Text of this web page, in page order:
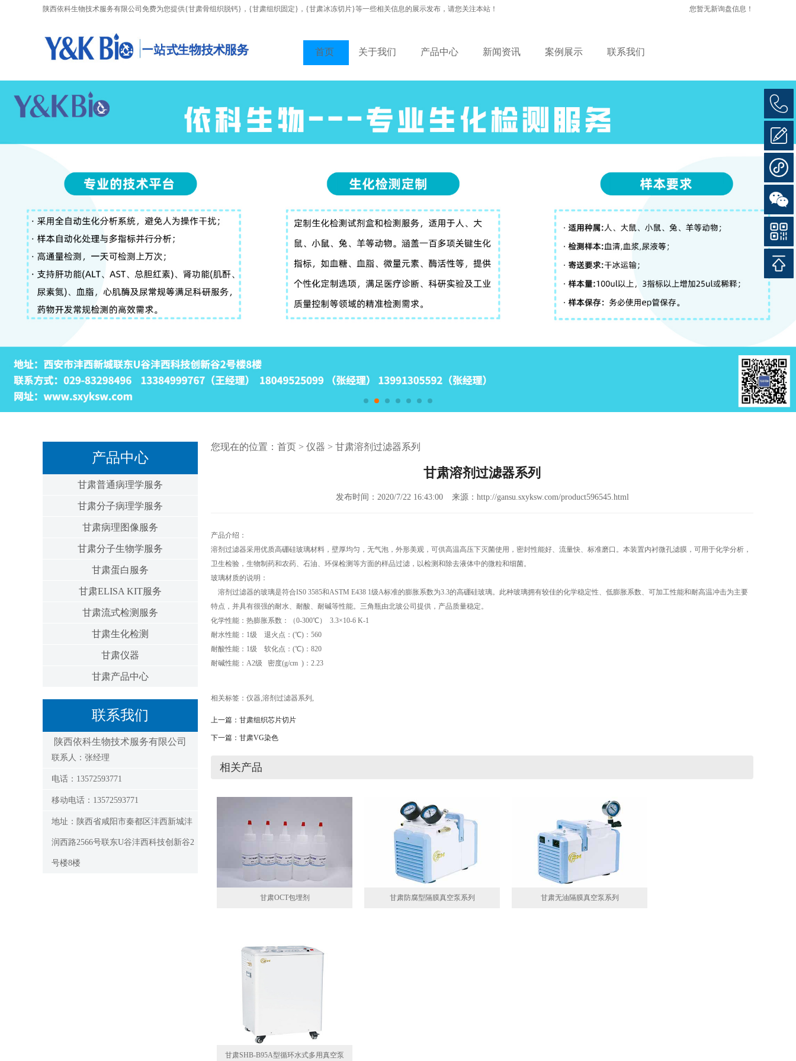
陕西依科生物技术服务有限公司免费为您提供{甘肃骨组织脱钙} ，{甘肃组织固定}，{甘肃冰冻切片}等一些相关信息的展示发布，请您关注本站！ 您暂无新询盘信息！
首页 关于我们 产品中心 新闻资讯 案例展示 联系我们
产品中心
甘肃普通病理学服务
甘肃分子病理学服务
甘肃病理图像服务
甘肃分子生物学服务
甘肃蛋白服务
甘肃ELISA KIT服务
甘肃流式检测服务
甘肃生化检测
甘肃仪器
甘肃产品中心
联系我们
陕西依科生物技术服务有限公司
联系人：张经理
电话：13572593771
移动电话：13572593771
地址：陕西省咸阳市秦都区沣西新城沣
润西路2566号联东U谷沣西科技创新谷2
号楼8楼
您现在的位置： 首页 > 仪器 > 甘肃溶剂过滤器系列
甘肃溶剂过滤器系列
发布时间：2020/7/22 16:43:00 来源：http://gansu.sxyksw.com/product596545.html
产品介绍：
溶剂过滤器采用优质高硼硅玻璃材料，壁厚均匀，无气泡，外形美观，可供高温高压下灭菌使用，密封性能好、流量快、标准磨口。本装置内衬微孔滤膜，可用于化学分析，
卫生检验，生物制药和农药、石油、环保检测等方面的样品过滤，以检测和除去液体中的微粒和细菌。
玻璃材质的说明：
溶剂过滤器的玻璃是符合IS0 3585和ASTM E438 1级A标准的膨胀系数为3.3的高硼硅玻璃。此种玻璃拥有较佳的化学稳定性、低膨胀系数、可加工性能和耐高温冲击为主要
特点，并具有很强的耐水、耐酸、耐碱等性能。三角瓶由北玻公司提供，产品质量稳定。
化学性能：热膨胀系数：（0-300℃） 3.3×10-6 K-1
耐水性能：1级 退火点：(℃)：560
耐酸性能：1级 软化点：(℃)：820
耐碱性能：A2级 密度(g/cm )：2.23
相关标签： 仪器,溶剂过滤器系列 ,
上一篇： 甘肃组织芯片切片
下一篇： 甘肃VG染色
相关产品
甘肃OCT包埋剂 甘肃防腐型隔膜真空泵系列 甘肃无油隔膜真空泵系列
甘肃SHB-B95A型循环水式多用真空泵